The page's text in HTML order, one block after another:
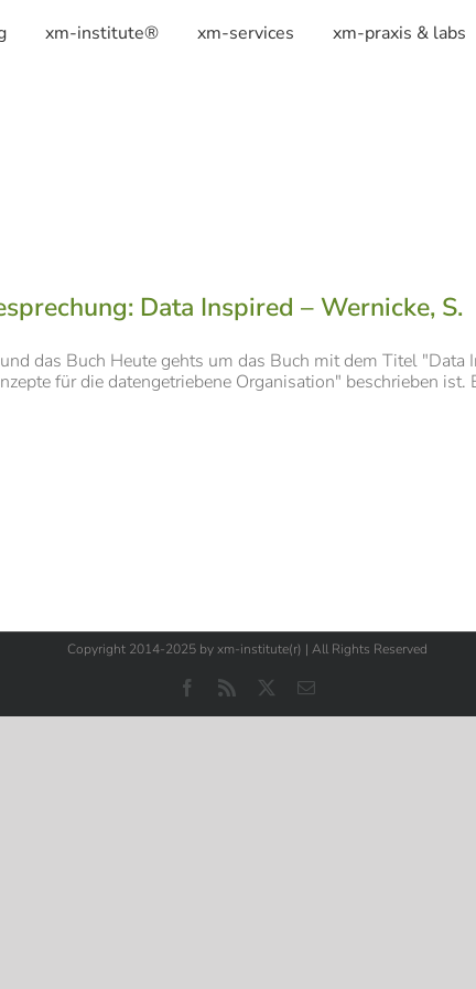
xm-institute® xm-services xm-praxis & labs
Data Inspired – Wernicke, S.
das Buch Heute gehts um das Buch mit dem Titel
für die datengetriebene Organisation" beschrieben ist.
Copyright 2014-2025 by xm-institute(r) | All Rights Reserved
Facebook
Rss
E-